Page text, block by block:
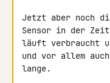
Jetzt aber noch
Sensor in der
läuft verbraucht
und vor allem
lange.